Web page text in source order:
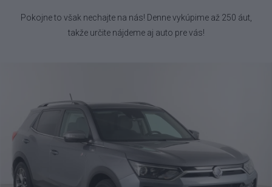
Pokojne to však nechajte na nás! Denne vykúpime až 250 áut,
takže určite nájdeme aj auto pre vás!